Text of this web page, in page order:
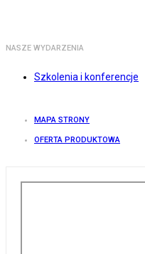
NASZE WYDARZENIA
Szkolenia i konferencje
MAPA STRONY
OFERTA PRODUKTOWA